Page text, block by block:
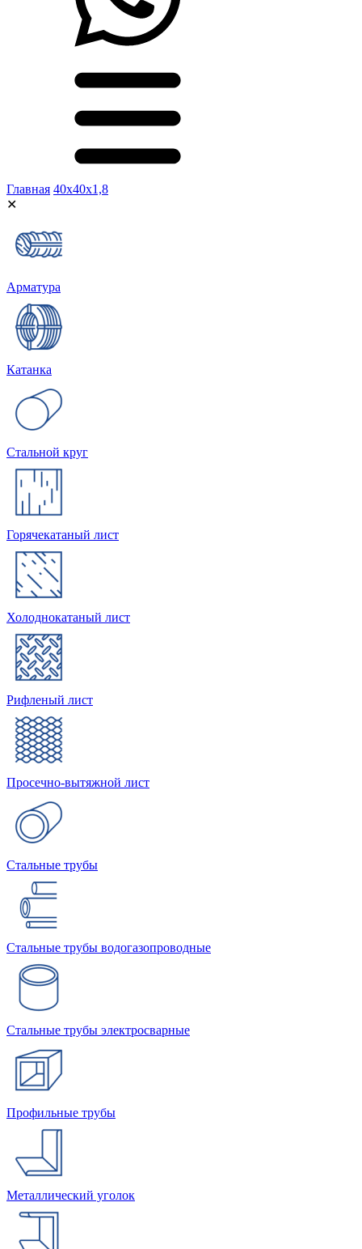
Главная 40х40х1,8
✕
Арматура
Катанка
Стальной круг
Горячекатаный лист
Холоднокатаный лист
Рифленый лист
Просечно-вытяжной лист
Стальные трубы
Стальные трубы водогазопроводные
Стальные трубы электросварные
Профильные трубы
Металлический уголок